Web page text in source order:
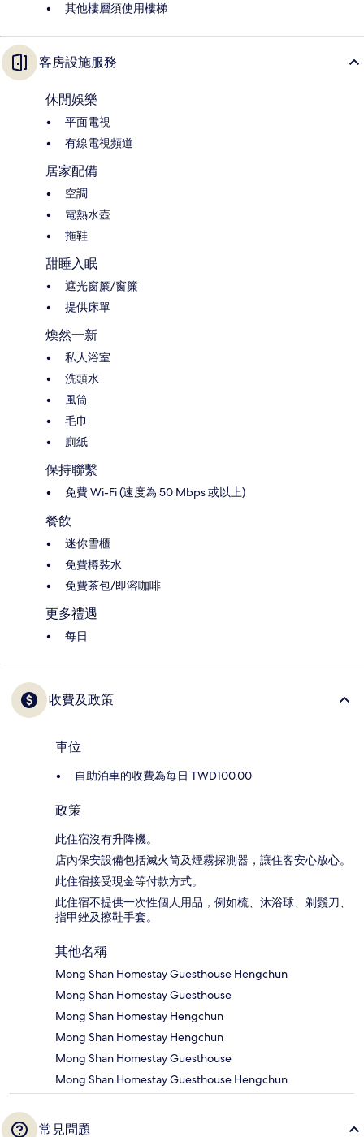
其他樓層須使用樓梯
客房設施服務
休閒娛樂
平面電視
有線電視頻道
居家配備
空調
電熱水壺
拖鞋
甜睡入眠
遮光窗簾/窗簾
提供床單
煥然一新
私人浴室
洗頭水
風筒
毛巾
廁紙
保持聯繫
免費 Wi-Fi (速度為 50 Mbps 或以上)
餐飲
迷你雪櫃
免費樽裝水
免費茶包/即溶咖啡
更多禮遇
每日
收費及政策
車位
自助泊車的收費為每日 TWD100.00
政策
此住宿沒有升降機。
店內保安設備包括滅火筒及煙霧探測器，讓住客安心放心。
此住宿接受現金等付款方式。
此住宿不提供一次性個人用品，例如梳、沐浴球、剃鬚刀、
指甲銼及擦鞋手套。
其他名稱
Mong Shan Homestay Guesthouse Hengchun
Mong Shan Homestay Guesthouse
Mong Shan Homestay Hengchun
Mong Shan Homestay Hengchun
Mong Shan Homestay Guesthouse
Mong Shan Homestay Guesthouse Hengchun
常見問題